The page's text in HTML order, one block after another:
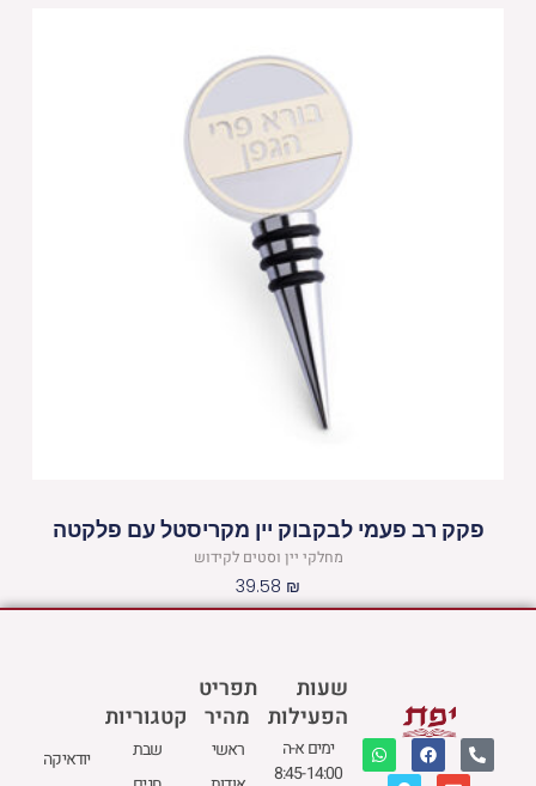
פקק רב פעמי לבקבוק יין מקריסטל עם פלקטה
מחלקי יין וסטים לקידוש
39.58 ₪
שעות
הפעילות
ימים א-ה
8:45-14:00
תפריט
מהיר
ראשי
P
h
o
F
a
c
W
h
a
E
v
M
p
קטגוריות
שבת
יודאיקה